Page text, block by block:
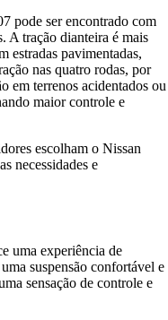
pode ser encontrado com
A tração dianteira é mais
estradas pavimentadas,
nas quatro rodas, por
em terrenos acidentados ou
maior controle e
escolham o Nissan
necessidades e
uma experiência de
suspensão confortável e
sensação de controle e